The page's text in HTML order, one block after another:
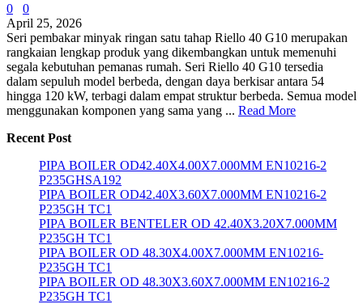
0
0
April 25, 2026
Seri pembakar minyak ringan satu tahap Riello 40 G10 merupakan
rangkaian lengkap produk yang dikembangkan untuk memenuhi
segala kebutuhan pemanas rumah. Seri Riello 40 G10 tersedia
dalam sepuluh model berbeda, dengan daya berkisar antara 54
hingga 120 kW, terbagi dalam empat struktur berbeda. Semua model
menggunakan komponen yang sama yang ... Read More
Recent Post
PIPA BOILER OD42.40X4.00X7.000MM EN10216-2
P235GHSA192
PIPA BOILER OD42.40X3.60X7.000MM EN10216-2
P235GH TC1
PIPA BOILER BENTELER OD 42.40X3.20X7.000MM
P235GH TC1
PIPA BOILER OD 48.30X4.00X7.000MM EN10216-
P235GH TC1
PIPA BOILER OD 48.30X3.60X7.000MM EN10216-2
P235GH TC1